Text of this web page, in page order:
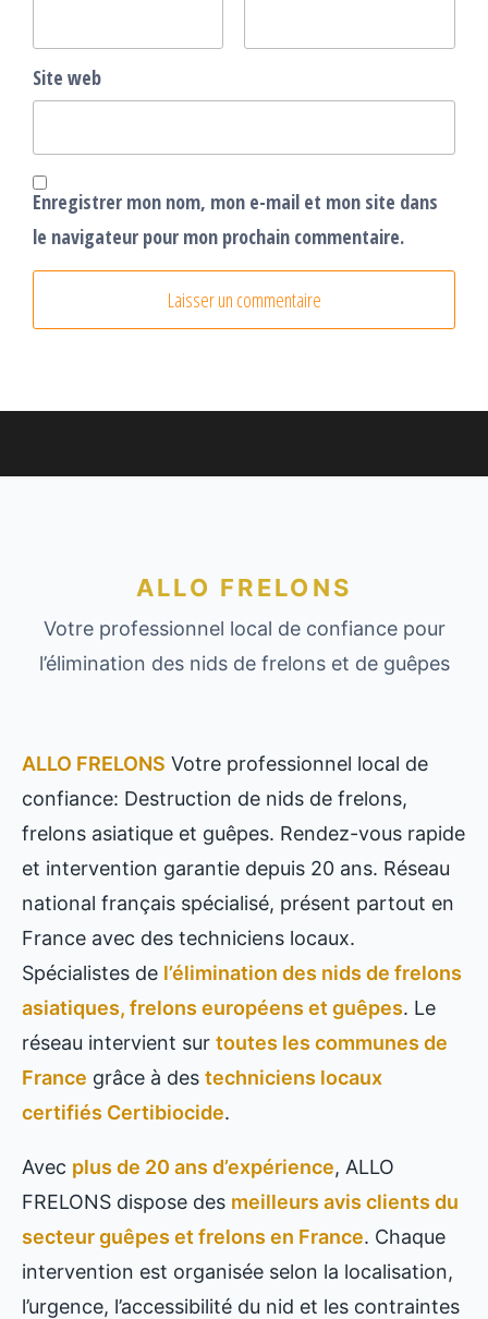
Site web
Enregistrer mon nom, mon e-mail et mon site dans
le navigateur pour mon prochain commentaire.
ALLO FRELONS
Votre professionnel local de confiance pour
l’élimination des nids de frelons et de guêpes
ALLO FRELONS Votre professionnel local de
confiance: Destruction de nids de frelons,
frelons asiatique et guêpes. Rendez-vous rapide
et intervention garantie depuis 20 ans. Réseau
national français spécialisé, présent partout en
France avec des techniciens locaux.
Spécialistes de l’élimination des nids de frelons
asiatiques, frelons européens et guêpes. Le
réseau intervient sur toutes les communes de
France grâce à des techniciens locaux
certifiés Certibiocide.
Avec plus de 20 ans d’expérience, ALLO
FRELONS dispose des meilleurs avis clients du
secteur guêpes et frelons en France. Chaque
intervention est organisée selon la localisation,
l’urgence, l’accessibilité du nid et les contraintes